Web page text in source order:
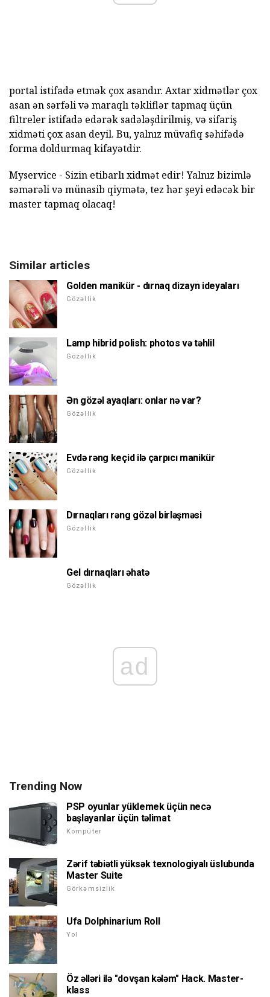
portal istifadə etmək çox asandır. Axtar xidmətlər çox
asan ən sərfəli və maraqlı təkliflər tapmaq üçün
filtreler istifadə edərək sadələşdirilmiş, və sifariş
xidməti çox asan deyil. Bu, yalnız müvafiq səhifədə
forma doldurmaq kifayətdir.
Myservice - Sizin etibarlı xidmət edir! Yalnız bizimlə
səmərəli və münasib qiymətə, tez hər şeyi edəcək bir
master tapmaq olacaq!
Similar articles
Golden manikür - dırnaq dizayn ideyaları
Gözəllik
Lamp hibrid polish: photos və təhlil
Gözəllik
Ən gözəl ayaqları: onlar nə var?
Gözəllik
Evdə rəng keçid ilə çarpıcı manikür
Gözəllik
Dırnaqları rəng gözəl birləşməsi
Gözəllik
Gel dırnaqları əhatə
Gözəllik
ad
Trending Now
PSP oyunlar yüklemek üçün necə
başlayanlar üçün təlimat
Kompüter
Zərif təbiətli yüksək texnologiyalı üslubunda
Master Suite
Görkəmsizlik
Ufa Dolphinarium Roll
Yol
Öz əlləri ilə "dovşan kələm" Hack. Master-
klass